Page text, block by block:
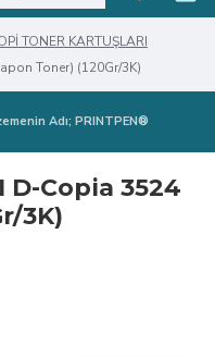
TONER KARTUŞLARI
Toner) (120Gr/3K)
Adı; PRINTPEN®
D-Copia 3524
3K)